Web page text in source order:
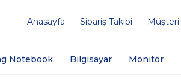
Anasayfa Sipariş Takibi
Notebook Bilgisayar Monitör